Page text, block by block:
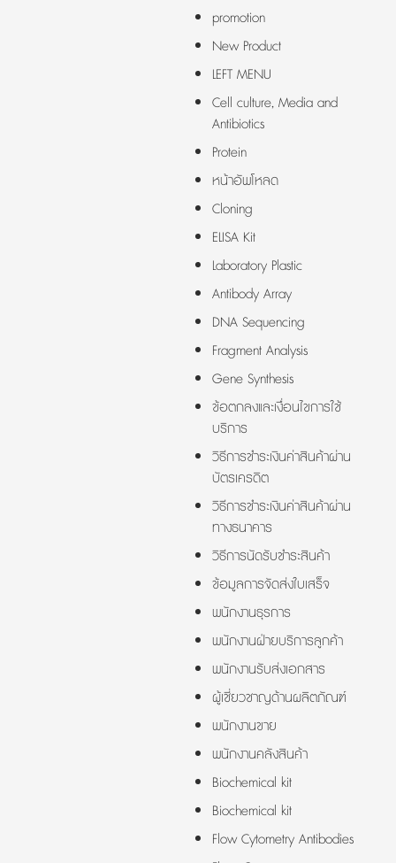
promotion
New Product
LEFT MENU
Cell culture, Media and
Antibiotics
Protein
หน้าอัพโหลด
Cloning
ELISA Kit
Laboratory Plastic
Antibody Array
DNA Sequencing
Fragment Analysis
Gene Synthesis
ข้อตกลงและเงื่อนไขการใช้
บริการ
วิธีการชำระเงินค่าสินค้าผ่าน
บัตรเครดิต
วิธีการชำระเงินค่าสินค้าผ่าน
ทางธนาคาร
วิธีการนัดรับชำระสินค้า
ข้อมูลการจัดส่งใบเสร็จ
พนักงานธุรการ
พนักงานฝ่ายบริการลูกค้า
พนักงานรับส่งเอกสาร
ผู้เชี่ยวชาญด้านผลิตภัณฑ์
พนักงานขาย
พนักงานคลังสินค้า
Biochemical kit
Biochemical kit
Flow Cytometry Antibodies